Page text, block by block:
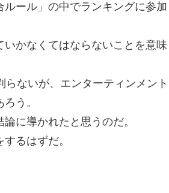
ール」の中でランキングに参加
かなくてはならないことを意味
ないが、エンターティンメント
う。
に導かれたと思うのだ。
るはずだ。